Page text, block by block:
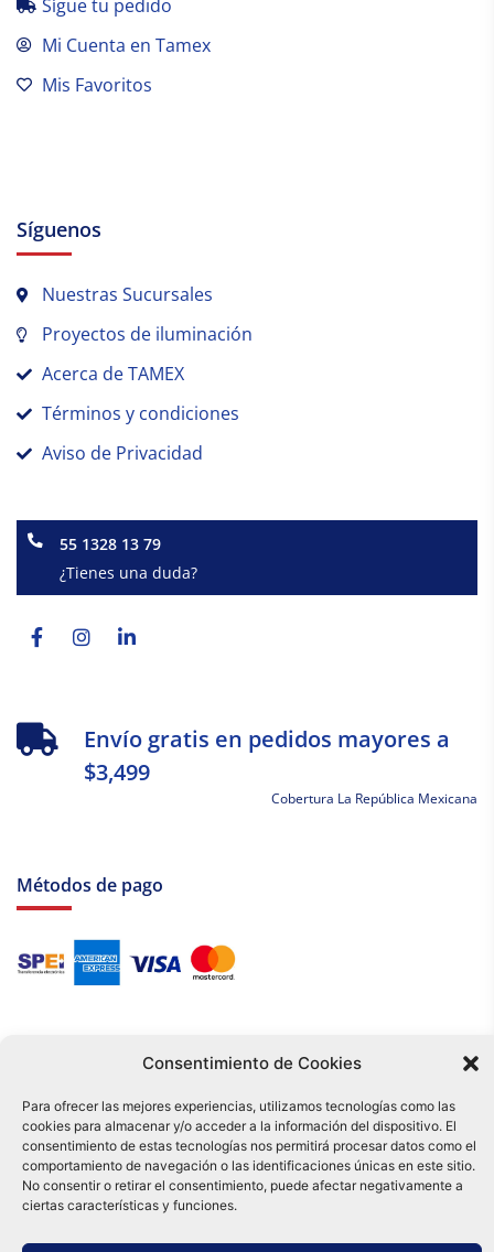
Consentimiento de Cookies
Para ofrecer las mejores experiencias, utilizamos tecnologías como las
cookies para almacenar y/o acceder a la información del dispositivo. El
consentimiento de estas tecnologías nos permitirá procesar datos como el
comportamiento de navegación o las identificaciones únicas en este sitio.
No consentir o retirar el consentimiento, puede afectar negativamente a
ciertas características y funciones.
Sígue tu pedido
Mi Cuenta en Tamex
Mis Favoritos
Síguenos
Nuestras Sucursales
Proyectos de iluminación
Acerca de TAMEX
Términos y condiciones
Aviso de Privacidad
55 1328 13 79
¿Tienes una duda?
f
Envío gratis en pedidos mayores a
$3,499
Cobertura La República Mexicana
Métodos de pago
Tu compra es respaldada por nuestro certificado SSL y operada bajo las
mejores prácticas de seguridad.
Distribuidora Tamex - México
e-commerce